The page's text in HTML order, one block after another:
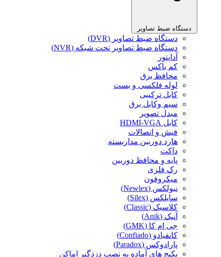
دستگاه ضبط تصاویر
دستگاه ضبط تصاویر (DVR)
دستگاه ضبط تصاویر تحت شبکه (NVR)
آداپتور
کم باکس
محافظ برق
لوله فلکسی و بست
کابل ترکیبی
سیم وکابل برق
مبدل تصویر
کابل HDMI-VGA
فیش و اتصالات
هارد دوربین مداربسته
داکت
پایه و محافظ دوربین
رک فلزی
میکروفون
نیولکس (Newlex)
سایلکس (Silex)
کلاسیک (Classic)
آنیک (Anik)
جی ام کا (GMK)
کانفیادو (Confiado)
پارادوکس (Paradox)
پکیج های آماده به نصب دزدگیر اماکن